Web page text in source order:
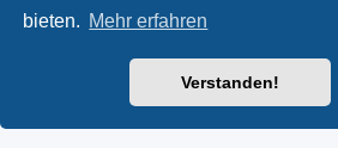
bieten. Mehr erfahren
Verstanden!